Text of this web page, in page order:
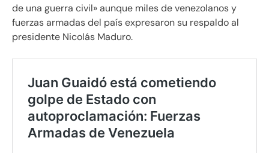
de una guerra civil» aunque miles de venezolanos y
fuerzas armadas del país expresaron su respaldo al
presidente Nicolás Maduro.